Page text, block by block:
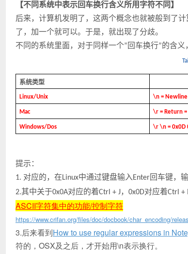
【不同系统中表示回车换行含义所用字符不同】
后来，计算机发明了，这两个概念也就被般到了
了，加一个就可以。于是，就出现了分歧。
不同的系统里面，对于同样一个” 回车换行”的含义
系统类型
Linux/Unix \n = Newline
Mac \r = Return =
Windows/Dos \r \n = 0x0D
提示：
1. 对应的，在Linux中通过键盘输入Enter回车键，
2.其中关于0x0A对应的着Ctrl + J， 0x0D对应着Ctrl +
ASCII字符集中的功能/控制字符
https://www.crifan.org/files/doc/docbook/char_encoding/
3.后来看到How to use regular expressions in
符的，OSX及之后，才开始用\n表示换行。